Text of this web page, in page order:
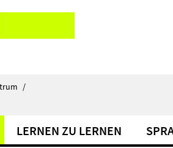
/
LERNEN ZU LERNEN